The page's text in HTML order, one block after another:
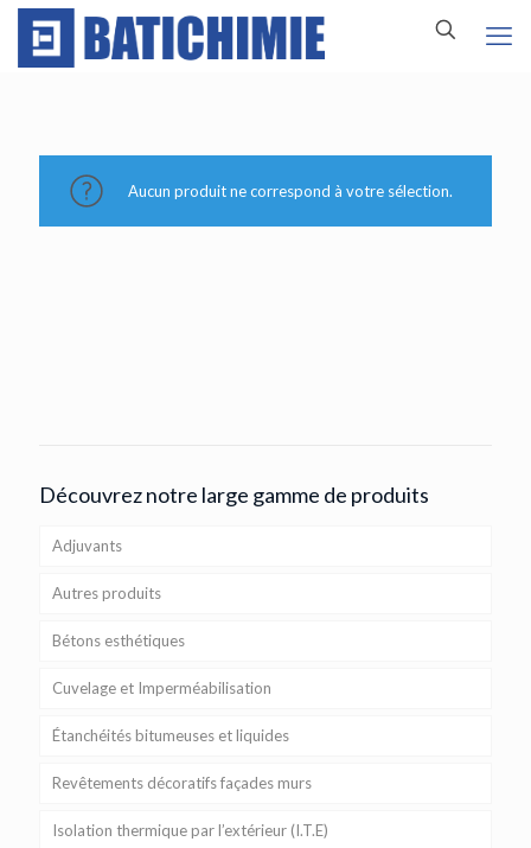
Aucun produit ne correspond à votre sélection.
Découvrez notre large gamme de produits
Adjuvants
Autres produits
Bétons esthétiques
Cuvelage et Imperméabilisation
Étanchéités bitumeuses et liquides
Revêtements décoratifs façades murs
Isolation thermique par l’extérieur (I.T.E)